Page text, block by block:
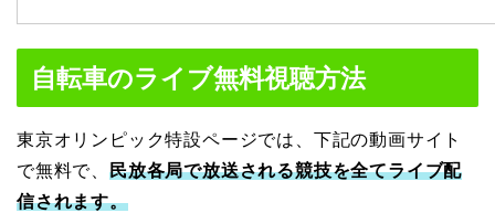
自転車のライブ無料視聴方法
東京オリンピック特設ページでは、下記の動画サイト
で無料で、 民放各局で放送される競技を全てライブ配
信されます。